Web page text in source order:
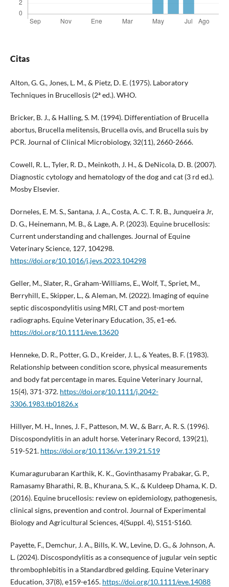
Citas
Alton, G. G., Jones, L. M., & Pietz, D. E. (1975). Laboratory
Techniques in Brucellosis (2ª ed.). WHO.
Bricker, B. J., & Halling, S. M. (1994). Differentiation of Brucella
abortus, Brucella melitensis, Brucella ovis, and Brucella suis by
PCR. Journal of Clinical Microbiology, 32(11), 2660-2666.
Cowell, R. L., Tyler, R. D., Meinkoth, J. H., & DeNicola, D. B. (2007).
Diagnostic cytology and hematology of the dog and cat (3 rd ed.).
Mosby Elsevier.
Dorneles, E. M. S., Santana, J. A., Costa, A. C. T. R. B., Junqueira Jr,
D. G., Heinemann, M. B., & Lage, A. P. (2023). Equine brucellosis:
Current understanding and challenges. Journal of Equine
Veterinary Science, 127, 104298.
https://doi.org/10.1016/j.jevs.2023.104298
Geller, M., Slater, R., Graham-Williams, E., Wolf, T., Spriet, M.,
Berryhill, E., Skipper, L., & Aleman, M. (2022). Imaging of equine
septic discospondylitis using MRI, CT and post-mortem
radiographs. Equine Veterinary Education, 35, e1-e6.
https://doi.org/10.1111/eve.13620
Henneke, D. R., Potter, G. D., Kreider, J. L., & Yeates, B. F. (1983).
Relationship between condition score, physical measurements
and body fat percentage in mares. Equine Veterinary Journal,
15(4), 371-372. https://doi.org/10.1111/j.2042-
3306.1983.tb01826.x
Hillyer, M. H., Innes, J. F., Patteson, M. W., & Barr, A. R. S. (1996).
Discospondylitis in an adult horse. Veterinary Record, 139(21),
519-521. https://doi.org/10.1136/vr.139.21.519
Kumaragurubaran Karthik, K. K., Govinthasamy Prabakar, G. P.,
Ramasamy Bharathi, R. B., Khurana, S. K., & Kuldeep Dhama, K. D.
(2016). Equine brucellosis: review on epidemiology, pathogenesis,
clinical signs, prevention and control. Journal of Experimental
Biology and Agricultural Sciences, 4(Suppl. 4), S151-S160.
Payette, F., Demchur, J. A., Bills, K. W., Levine, D. G., & Johnson, A.
L. (2024). Discospondylitis as a consequence of jugular vein septic
thrombophlebitis in a Standardbred gelding. Equine Veterinary
Education, 37(8), e159-e165. https://doi.org/10.1111/eve.14088